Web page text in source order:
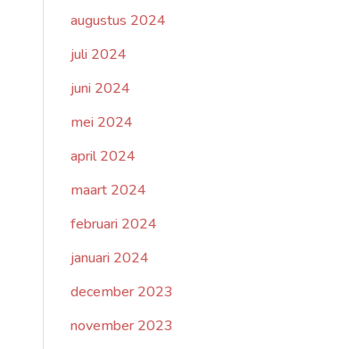
augustus 2024
juli 2024
juni 2024
mei 2024
april 2024
maart 2024
februari 2024
januari 2024
december 2023
november 2023